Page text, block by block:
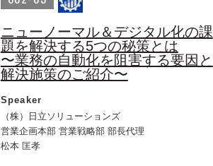
ニューノーマル＆デジタル化の課
題を解決する5つの秘策とは
〜業務の自動化を阻害する要因と
解決施策のご紹介〜
Speaker
（株）日立ソリューションズ
営業企画本部 営業戦略部 部長代理
松本 匡孝